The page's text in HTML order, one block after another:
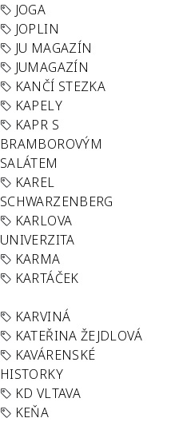
JOGA
JOPLIN
JU MAGAZÍN
JUMAGAZÍN
KANČÍ STEZKA
KAPELY
KAPR S
BRAMBOROVÝM
SALÁTEM
KAREL
SCHWARZENBERG
KARLOVA
UNIVERZITA
KARMA
KARTÁČEK
KARVINÁ
KATEŘINA ŽEJDLOVÁ
KAVÁRENSKÉ
HISTORKY
KD VLTAVA
KEŇA